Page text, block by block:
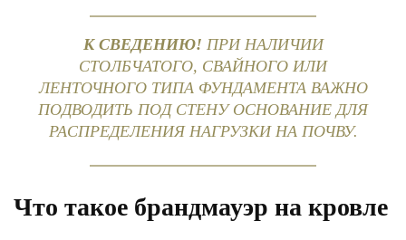
К СВЕДЕНИЮ! ПРИ НАЛИЧИИ
СТОЛБЧАТОГО, СВАЙНОГО ИЛИ
ЛЕНТОЧНОГО ТИПА ФУНДАМЕНТА ВАЖНО
ПОДВОДИТЬ ПОД СТЕНУ ОСНОВАНИЕ ДЛЯ
РАСПРЕДЕЛЕНИЯ НАГРУЗКИ НА ПОЧВУ.
Что такое брандмауэр на кровле